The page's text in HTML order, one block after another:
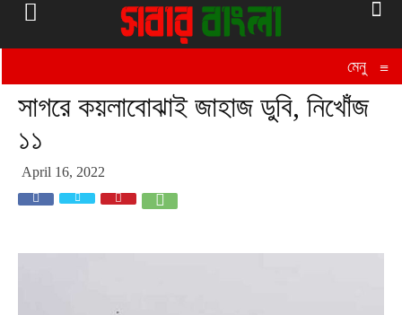
মেনু ≡
সাগরে কয়লাবোঝাই জাহাজ ডুবি, নিখোঁজ
১১
April 16, 2022